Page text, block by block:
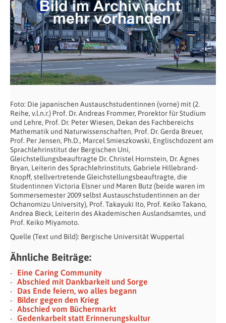
Foto: Die japanischen Austauschstudentinnen (vorne) mit (2.
Reihe, v.l.n.r.) Prof. Dr. Andreas Frommer, Prorektor für Studium
und Lehre, Prof. Dr. Peter Wiesen, Dekan des Fachbereichs
Mathematik und Naturwissenschaften, Prof. Dr. Gerda Breuer,
Prof. Per Jensen, Ph.D., Marcel Smieszkowski, Englischdozent am
Sprachlehrinstitut der Bergischen Uni,
Gleichstellungsbeauftragte Dr. Christel Hornstein, Dr. Agnes
Bryan, Leiterin des Sprachlehrinstituts, Gabriele Hillebrand-
Knopff, stellvertretende Gleichstellungsbeauftragte, die
Studentinnen Victoria Elsner und Maren Butz (beide waren im
Sommersemester 2009 selbst Austauschstudentinnen an der
Ochanomizu University), Prof. Takayuki Ito, Prof. Keiko Takano,
Andrea Bieck, Leiterin des Akademischen Auslandsamtes, und
Prof. Keiko Miyamoto.
Quelle (Text und Bild): Bergische Universität Wuppertal
Ähnliche Beiträge:
Eine Caring Community
Abschied mit Dankbarkeit und Sorge
Das Ende feiern, wo alles begann
Bilder gegen den Krieg
Abschied vom Büchermarkt
Gedenkarbeit statt Erinnerungskultur